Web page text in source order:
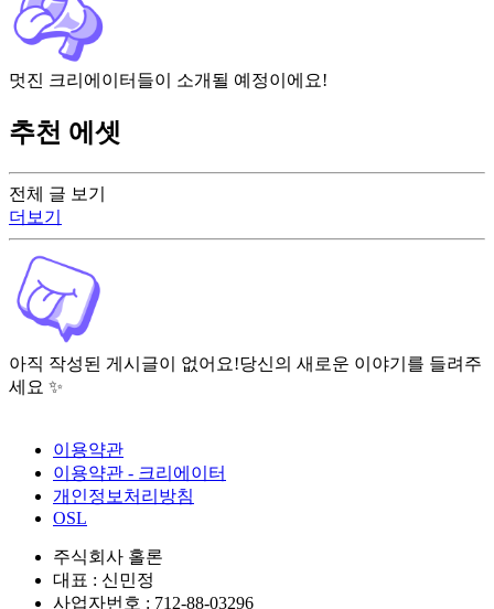
전체 글 보기
더보기
아직 작성된 게시글이 없어요!당신의 새로운 이야기를 들려주
세요 ✨
멋진 크리에이터들이 소개될 예정이에요!
추천 에셋
이용약관
이용약관 - 크리에이터
개인정보처리방침
OSL
주식회사 홀론
대표 : 신민정
사업자번호 : 712-88-03296